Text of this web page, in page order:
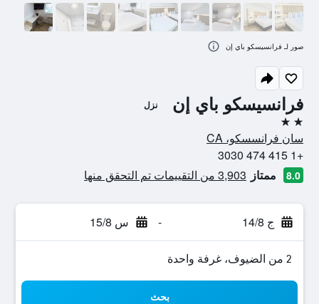
فرانسيسكو باي إن نزل
2 نجمتين
سان فرانسسكو، CA
+1 415 474 3030
8.0 ممتاز 3,903 من التقييمات تم التحقق منها
ج 14/8 - س 15/8
2 من الضيوف، غرفة واحدة
بحث
صور لـ فرانسيسكو باي إن